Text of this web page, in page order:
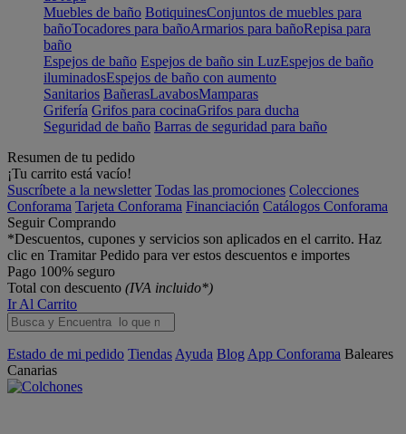
Muebles de baño BotiquinesConjuntos de muebles para
bañoTocadores para bañoArmarios para bañoRepisa para
baño
Espejos de baño Espejos de baño sin LuzEspejos de baño
iluminadosEspejos de baño con aumento
Sanitarios BañerasLavabosMamparas
Grifería Grifos para cocinaGrifos para ducha
Seguridad de baño Barras de seguridad para baño
Resumen de tu pedido
¡Tu carrito está vacío!
Suscríbete a la newsletter Todas las promociones Colecciones
Conforama Tarjeta Conforama Financiación Catálogos Conforama
Seguir Comprando
*Descuentos, cupones y servicios son aplicados en el carrito. Haz
clic en Tramitar Pedido para ver estos descuentos e importes
Pago 100% seguro
Total con descuento (IVA incluido*)
Ir Al Carrito
Estado de mi pedido Tiendas Ayuda Blog App Conforama Baleares
Canarias